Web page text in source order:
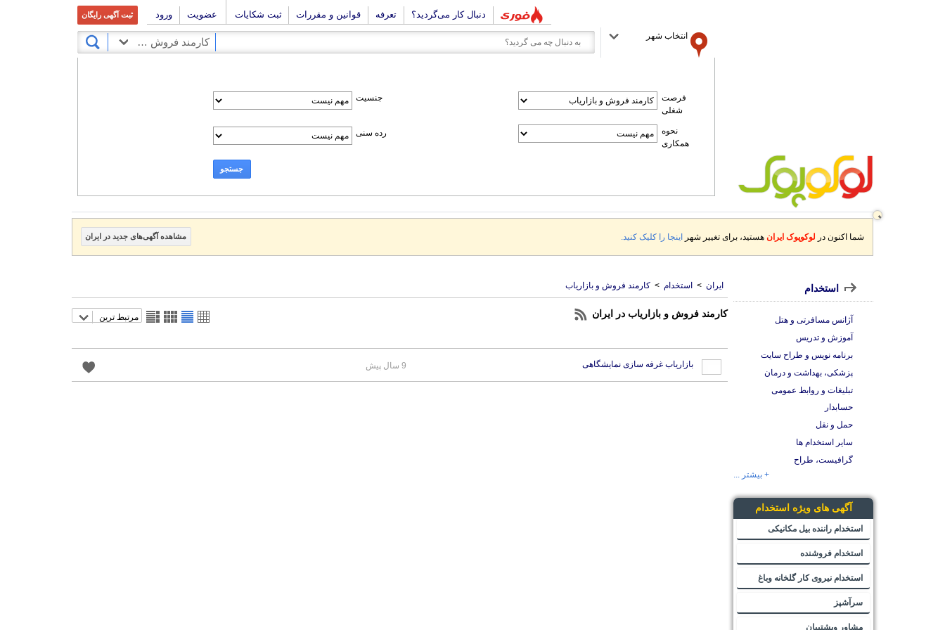
دنبال کار می‌گردید؟ تعرفه قوانین و مقررات ثبت شکایات عضویت ورود ثبت آگهی رایگان
انتخاب شهر
کارمند فروش و بازاریاب
فرصت
شغلی
نحوه
همکاری
جنسیت
رده سنی
جستجو
شما اکنون در لوکوپوک ایران هستید، برای تغییر شهر اینجا را کلیک کنید. مشاهده آگهی‌های جدید در ایران
ایران > استخدام > کارمند فروش و بازاریاب
کارمند فروش و بازاریاب در ایران مرتبط ترین
بازاریاب غرفه سازی نمایشگاهی 9 سال پیش
استخدام
آژانس مسافرتی و هتل
آموزش و تدریس
برنامه نویس و طراح سایت
پزشکی، بهداشت و درمان
تبلیغات و روابط عمومی
حسابدار
حمل و نقل
سایر استخدام ها
گرافیست، طراح
+ بیشتر ...
آگهی های ویژه استخدام
استخدام راننده بیل مکانیکی
استخدام فروشنده
استخدام نیروی کار گلخانه وباغ
سرآشپز
مشاور وپشتیبان